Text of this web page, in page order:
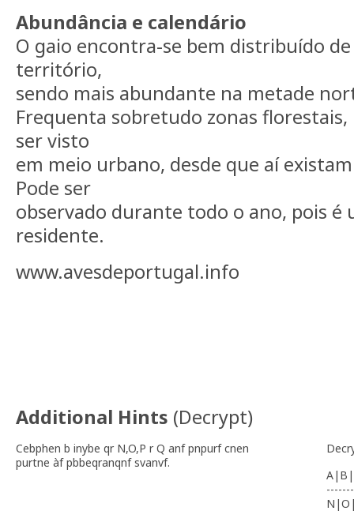
Abundância e calendário
O gaio encontra-se bem distribuído
território,
sendo mais abundante na metade
Frequenta sobretudo zonas
ser visto
em meio urbano, desde que aí
Pode ser
observado durante todo o ano, pois é
residente.
www.avesdeportugal.info
Additional Hints (Decrypt)
Cebphen b inybe qr N,O,P r Q anf pnpurf cnen
purtne àf pbbeqranqnf svanvf.